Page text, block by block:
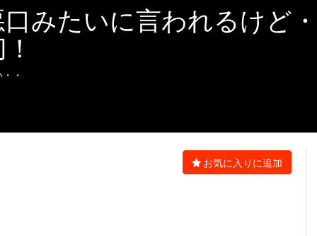
みたいに言われるけど
・
お気に入りに追加